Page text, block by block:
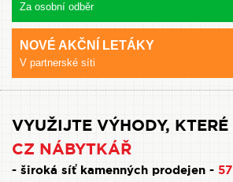
Za osobní odběr
NOVÉ AKČNÍ LETÁKY
V partnerské síti
VYUŽIJTE VÝHODY,
CZ NÁBYTKÁŘ
- široká síť kamenných prodejen -